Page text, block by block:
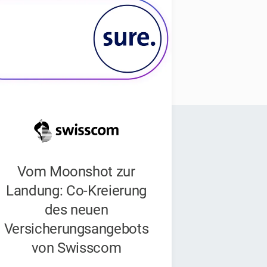
Vom Moonshot zur
Landung: Co-Kreierung
des neuen
Versicherungsangebots
von Swisscom